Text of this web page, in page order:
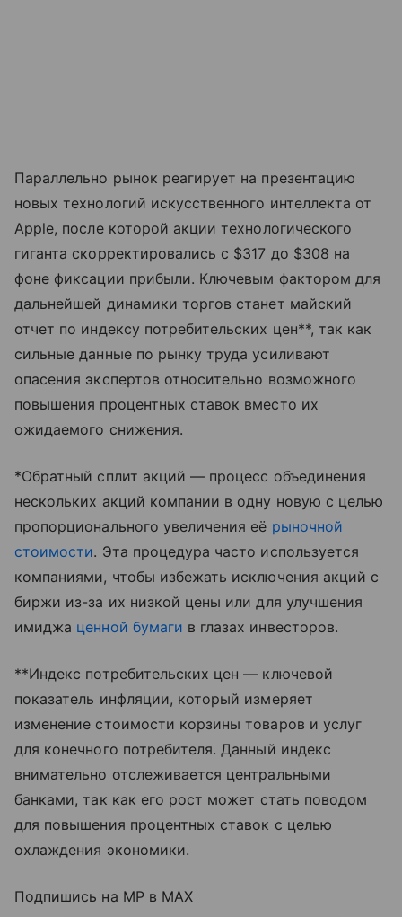
Параллельно рынок реагирует на презентацию
новых технологий искусственного интеллекта от
Apple, после которой акции технологического
гиганта скорректировались с $317 до $308 на
фоне фиксации прибыли. Ключевым фактором для
дальнейшей динамики торгов станет майский
отчет по индексу потребительских цен**, так как
сильные данные по рынку труда усиливают
опасения экспертов относительно возможного
повышения процентных ставок вместо их
ожидаемого снижения.
*Обратный сплит акций — процесс объединения
нескольких акций компании в одну новую с целью
пропорционального увеличения её рыночной
стоимости. Эта процедура часто используется
компаниями, чтобы избежать исключения акций с
биржи из-за их низкой цены или для улучшения
имиджа ценной бумаги в глазах инвесторов.
**Индекс потребительских цен — ключевой
показатель инфляции, который измеряет
изменение стоимости корзины товаров и услуг
для конечного потребителя. Данный индекс
внимательно отслеживается центральными
банками, так как его рост может стать поводом
для повышения процентных ставок с целью
охлаждения экономики.
Подпишись на MP в MAX